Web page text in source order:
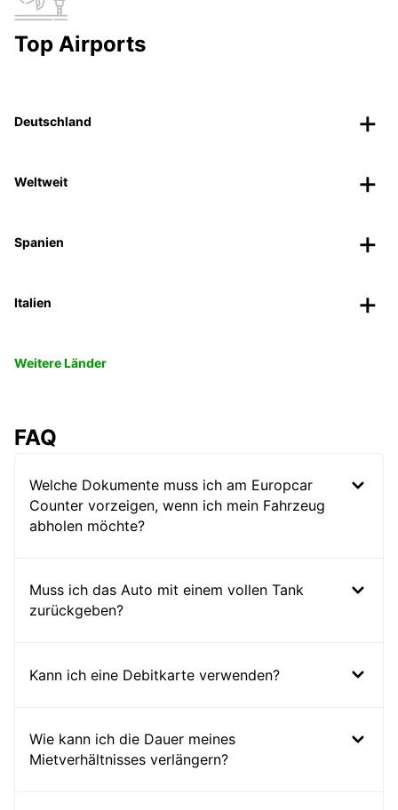
Top Airports
Deutschland
Weltweit
Spanien
Italien
Weitere Länder
FAQ
Welche Dokumente muss ich am Europcar
Counter vorzeigen, wenn ich mein Fahrzeug
abholen möchte?
Muss ich das Auto mit einem vollen Tank
zurückgeben?
Kann ich eine Debitkarte verwenden?
Wie kann ich die Dauer meines
Mietverhältnisses verlängern?